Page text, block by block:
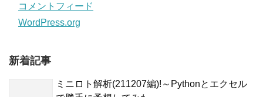
コメントフィード
WordPress.org
新着記事
ミニロト解析(211207編)!～Pythonとエクセル